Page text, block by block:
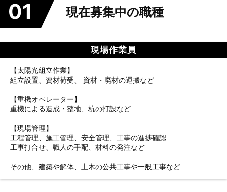
01 現在募集中の職種
現場作業員
【太陽光組立作業】
組立設置、資材荷受、 資材・廃材の運搬など
【重機オペレーター】
重機による造成・整地、杭の打設など
【現場管理】
工程管理、施工管理、安全管理、工事の進捗確認
工事打合せ、職人の手配、材料の発注など
その他、建築や解体、土木の公共工事や一般工事など